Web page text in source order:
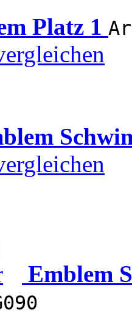
Platz 1
Emblem